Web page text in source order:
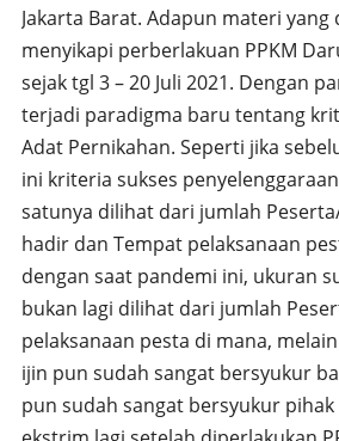
Jakarta Barat. Adapun materi yang
menyikapi perberlakuan PPKM
sejak tgl 3 – 20 Juli 2021. Dengan
terjadi paradigma baru tentang
Adat Pernikahan. Seperti jika
ini kriteria sukses
satunya dilihat dari jumlah
hadir dan Tempat pelaksanaan
dengan saat pandemi ini, ukuran
bukan lagi dilihat dari jumlah
pelaksanaan pesta di mana,
ijin pun sudah sangat bersyukur
pun sudah sangat bersyukur